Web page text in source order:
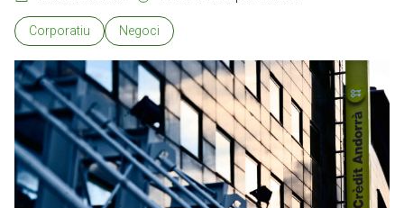
Corporatiu Negoci